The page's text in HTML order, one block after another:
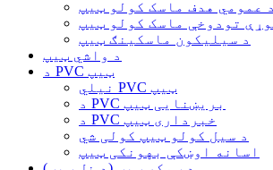
د عمومي هدف ماسک کولو ټیپ
تودوخې ماسک کولو ټیپ
د سیلیکون ماسکینګ ټیپ
د واشي ټیپ
د PVC ټیپ
نیلي PVC ټیپ
د PVC بریښنایی ټیپ
د PVC خبرداری ټیپ
د سیل کولو ټیپ کولی شي
اسانه اوښکې بهونکی ټیپ